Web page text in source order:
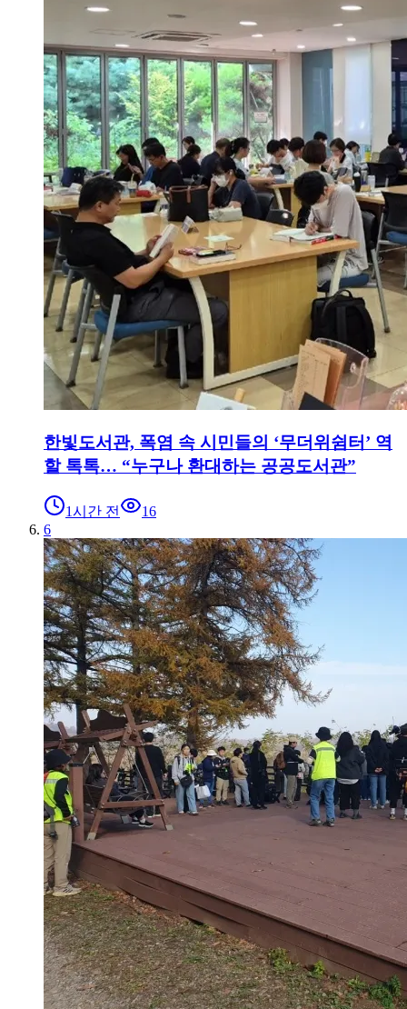
한빛도서관, 폭염 속 시민들의 ‘무더위쉼터’ 역
할 톡톡… “누구나 환대하는 공공도서관”
1시간 전
16
6